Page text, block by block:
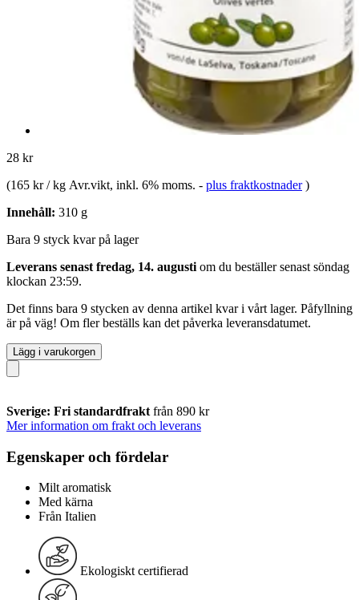
28 kr
(165 kr / kg Avr.vikt, inkl. 6% moms. - plus fraktkostnader )
Innehåll: 310 g
Bara 9 styck kvar på lager
Leverans senast fredag, 14. augusti om du beställer senast söndag
klockan 23:59.
Det finns bara 9 stycken av denna artikel kvar i vårt lager. Påfyllning
är på väg! Om fler beställs kan det påverka leveransdatumet.
Lägg i varukorgen
Sverige: Fri standardfrakt från 890 kr
Mer information om frakt och leverans
Egenskaper och fördelar
Milt aromatisk
Med kärna
Från Italien
Ekologiskt certifierad